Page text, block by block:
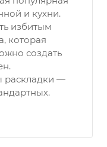
и кухни.
избитым
которая
создать
раскладки —